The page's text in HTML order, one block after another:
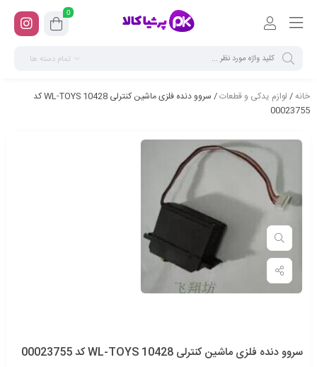
0
تمام دسته ها
خانه/ لوازم یدکی و قطعات
/ سروو دنده فلزی ماشین کنترلی WL-TOYS 10428 کد
00023755
سروو دنده فلزی ماشین کنترلی WL-TOYS 10428 کد 00023755